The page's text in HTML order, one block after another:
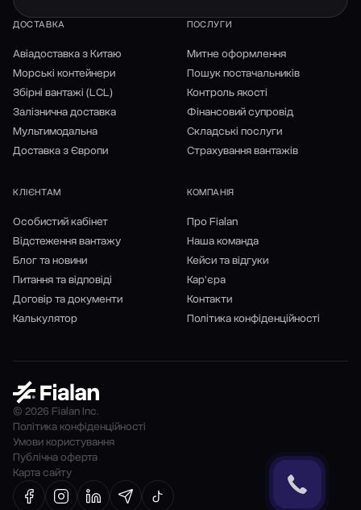
ДОСТАВКА
Авіадоставка з Китаю
Морські контейнери
Збірні вантажі (LCL)
Залізнична доставка
Мультимодальна
Доставка з Європи
ПОСЛУГИ
Митне оформлення
Пошук постачальників
Контроль якості
Фінансовий супровід
Складські послуги
Страхування вантажів
КЛІЄНТАМ
Особистий кабінет
Відстеження вантажу
Блог та новини
Питання та відповіді
Договір та документи
Калькулятор
КОМПАНІЯ
Про Fialan
Наша команда
Кейси та відгуки
Кар'єра
Контакти
Політика конфіденційності
© 2026 Fialan Inc.
Політика конфіденційності
Умови користування
Публічна оферта
Карта сайту